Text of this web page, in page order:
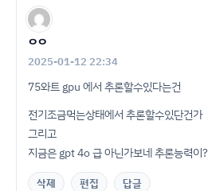
ㅇㅇ
2025-01-12 22:34
75와트 gpu 에서 추론할수있다는건
전기조금먹는상태에서 추론할수있단건가
그리고
지금은 gpt 4o 급 아닌가보네 추론능력이?
삭제 편집
답글